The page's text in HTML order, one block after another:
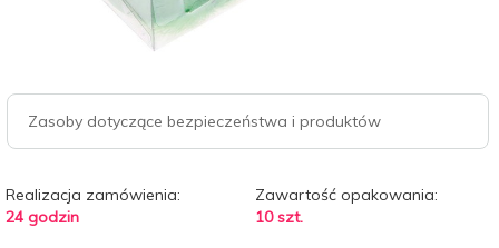
Zasoby dotyczące bezpieczeństwa i produktów
Realizacja zamówienia:
24 godzin
Zawartość opakowania:
10 szt.